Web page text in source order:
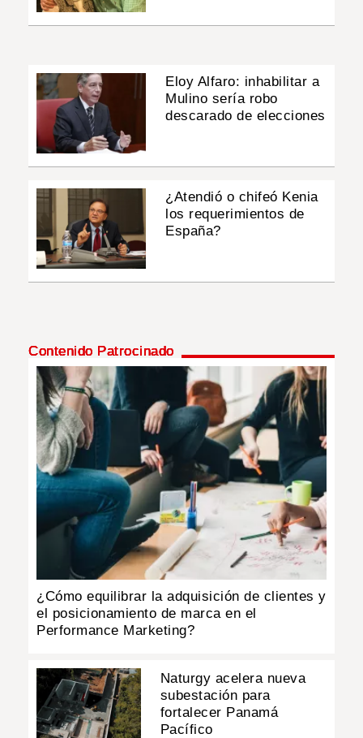
Eloy Alfaro: inhabilitar a
Mulino sería robo
descarado de elecciones
¿Atendió o chifeó Kenia
los requerimientos de
España?
Contenido Patrocinado
¿Cómo equilibrar la adquisición de clientes y
el posicionamiento de marca en el
Performance Marketing?
Naturgy acelera nueva
subestación para
fortalecer Panamá
Pacífico